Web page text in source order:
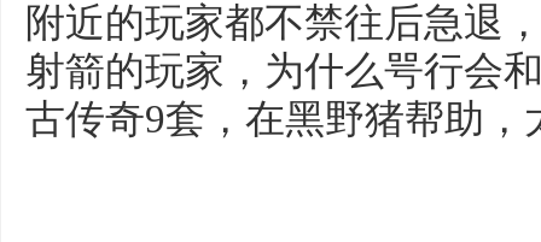
附近的玩家都不禁往后急退
射箭的玩家，为什么咢行会
古传奇9套，在黑野猪帮助，